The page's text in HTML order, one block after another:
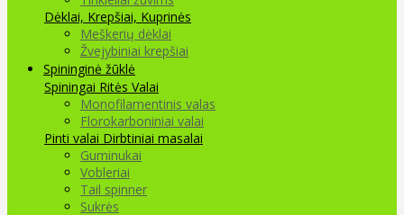
Dėklai, Krepšiai, Kuprinės
Meškerių dėklai
Žvejybiniai krepšiai
Spininginė žūklė
Spiningai Ritės Valai
Monofilamentinis valas
Florokarboniniai valai
Pinti valai Dirbtiniai masalai
Guminukai
Vobleriai
Tail spinner
Sukrės